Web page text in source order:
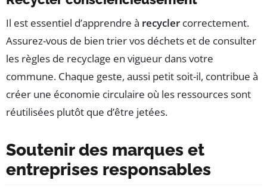
Il est essentiel d’apprendre à recycler correctement.
Assurez-vous de bien trier vos déchets et de consulter
les règles de recyclage en vigueur dans votre
commune. Chaque geste, aussi petit soit-il, contribue à
créer une économie circulaire où les ressources sont
réutilisées plutôt que d’être jetées.
Soutenir des marques et
entreprises responsables